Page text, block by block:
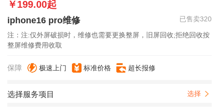
￥199.00起
iphone16 pro维修 已售卖320
注：注:仅外屏破损时，维修也需要更换整屏，旧屏回收;拒绝回收按
整屏维修费用收取
保障 极速上门 标准价格 超长报修
选择服务项目 选择